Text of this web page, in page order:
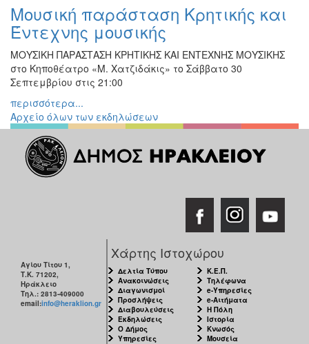
Μουσική παράσταση Κρητικής και
Έντεχνης μουσικής
ΜΟΥΣΙΚΗ ΠΑΡΑΣΤΑΣΗ ΚΡΗΤΙΚΗΣ ΚΑΙ ΕΝΤΕΧΝΗΣ ΜΟΥΣΙΚΗΣ
στο Κηποθέατρο «Μ. Χατζιδάκις» το Σάββατο 30
Σεπτεμβρίου στις 21:00
περισσότερα...
Αρχείο όλων των εκδηλώσεων
Αγίου Τίτου 1,
Τ.Κ. 71202,
Ηράκλειο
Τηλ.: 2813-409000
email:info@heraklion.gr
Χάρτης Ιστοχώρου
Δελτία Τύπου
Ανακοινώσεις
Διαγωνισμοί
Προσλήψεις
Διαβουλεύσεις
Εκδηλώσεις
Ο Δήμος
Υπηρεσίες
Κ.Ε.Π.
Τηλέφωνα
e-Υπηρεσίες
e-Αιτήματα
Η Πόλη
Ιστορία
Κνωσός
Μουσεία